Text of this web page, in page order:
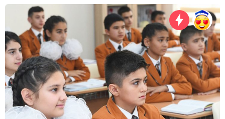
ч
а
а
н
а
з
а
д